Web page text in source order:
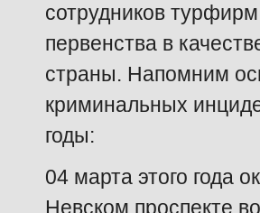
сотрудников
первенства в
страны. Напомним
криминальных
годы:
04 марта этого года
Невском проспекте